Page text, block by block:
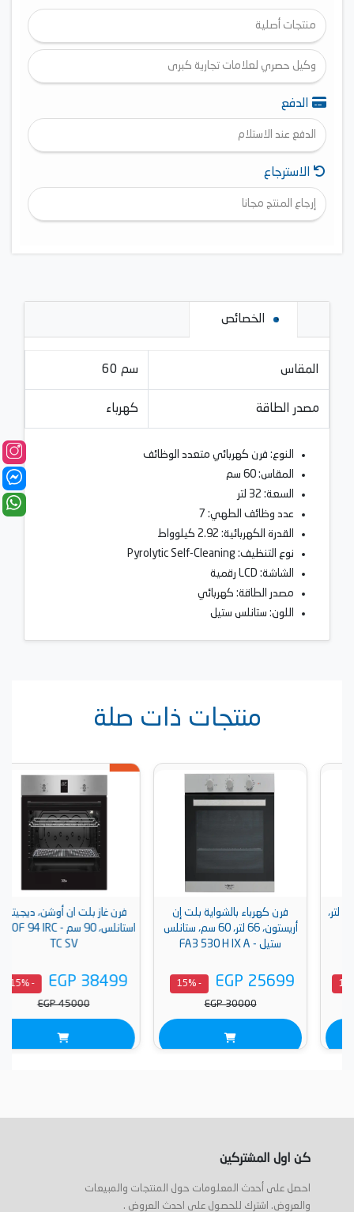
منتجات أصلية
وكيل حصري لعلامات تجارية كبرى
الدفع
الدفع عند الاستلام
الاسترجاع
إرجاع المنتج مجانا
الخصائص
المقاس 60 سم
مصدر الطاقة كهرباء
النوع: فرن كهربائي متعدد الوظائف
المقاس: 60 سم
السعة: 32 لتر
عدد وظائف الطهي: 7
القدرة الكهربائية: 2.92 كيلوواط
نوع التنظيف: Pyrolytic Self-Cleaning
الشاشة: LCD رقمية
مصدر الطاقة: كهربائي
اللون: ستانلس ستيل
منتجات ذات صلة
فرن كهرباء بالشواية بلت إن
أريستون، 66 لتر، 60 سم، ستانلس
ستيل - FA3 530 H IX A
EGP 25699
- 15%
EGP 30000
فرن غاز بلت ان أوشن، ديجيتال،
استانلس، 90 سم - OGVOF 94 IRC
TC SV
EGP 38499
- 15%
EGP 45000
كن اول المشتركين
احصل على أحدث المعلومات حول المنتجات والمبيعات
والعروض. اشترك للحصول على احدث العروض .